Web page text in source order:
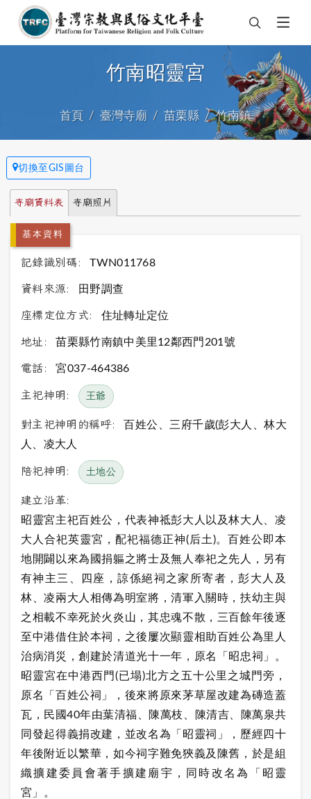
竹南昭靈宮
首頁 臺灣寺廟 苗栗縣 竹南鎮
切換至GIS圖台
寺廟資料表 寺廟照片
基本資料
記錄識別碼: TWN011768
資料來源: 田野調查
座標定位方式: 住址轉址定位
地址: 苗栗縣竹南鎮中美里12鄰西門201號
電話: 宮037-464386
主祀神明: 王爺
對主祀神明的稱呼:
百姓公、三府千歲(彭大人、林大
人、凌大人
陪祀神明: 土地公
建立沿革:
昭靈宮主祀百姓公，代表神祗彭大人以及林大人、凌
大人合祀英靈宮，配祀福德正神(后土)。百姓公即本
地開闢以來為國捐軀之將士及無人奉祀之先人，另有
有神主三、四座，諒係絕祠之家所寄者，彭大人及
林、凌兩大人相傳為明室將，清軍入關時，扶幼主與
之相載不幸死於火炎山，其忠魂不散，三百餘年後逐
至中港借住於本祠，之後屢次顯靈相助百姓公為里人
治病消災，創建於清道光十一年，原名「昭忠祠」。
昭靈宮在中港西門(已塌)北方之五十公里之城門旁，
原名「百姓公祠」，後來將原來茅草屋改建為磚造蓋
瓦，民國40年由葉清福、陳萬枝、陳清吉、陳萬泉共
同發起得義捐改建，並改名為「昭靈祠」，歷經四十
年後附近以繁華，如今祠字難免狹義及陳舊，於是組
織擴建委員會著手擴建廟宇，同時改名為「昭靈
宮」。